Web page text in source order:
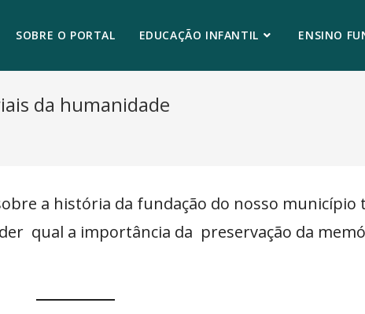
SOBRE O PORTAL EDUCAÇÃO INFANTIL ENSINO
da humanidade
a história da fundação do nosso município
qual a importância da preservação da